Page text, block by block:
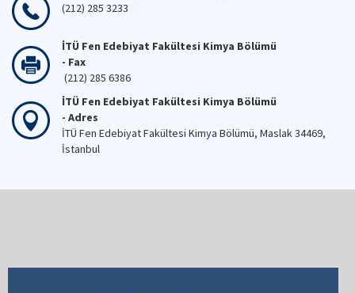
(212) 285 3233
İTÜ Fen Edebiyat Fakültesi Kimya Bölümü
- Fax
(212) 285 6386
İTÜ Fen Edebiyat Fakültesi Kimya Bölümü
- Adres
İTÜ Fen Edebiyat Fakültesi Kimya Bölümü, Maslak 34469,
İstanbul